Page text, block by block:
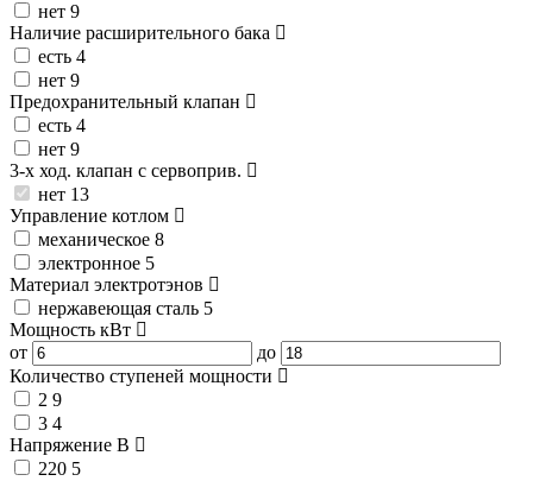
нет 9
Наличие расширительного бака
есть 4
нет 9
Предохранительный клапан
есть 4
нет 9
3-х ход. клапан с сервоприв.
нет 13
Управление котлом
механическое 8
электронное 5
Материал электротэнов
нержавеющая сталь 5
Мощность кВт
от
до
Количество ступеней мощности
2 9
3 4
Напряжение В
220 5